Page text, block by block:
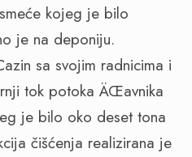
kojeg je bilo
je na deponiju.
sa svojim radnicima i
tok potoka ÄŒavnika
je bilo oko deset tona
čišćenja realizirana je